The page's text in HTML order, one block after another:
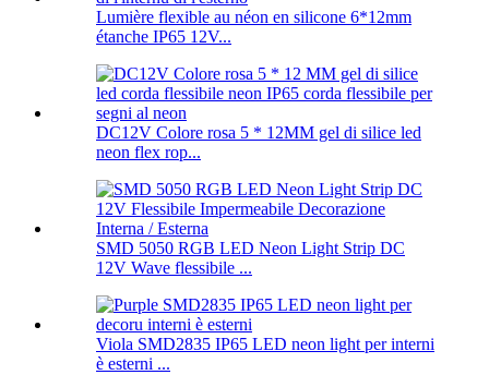
Lumière flexible au néon en silicone 6*12mm
étanche IP65 12V...
DC12V Colore rosa 5 * 12MM gel di silice led
neon flex rop...
SMD 5050 RGB LED Neon Light Strip DC
12V Wave flessibile ...
Viola SMD2835 IP65 LED neon light per interni
è esterni ...